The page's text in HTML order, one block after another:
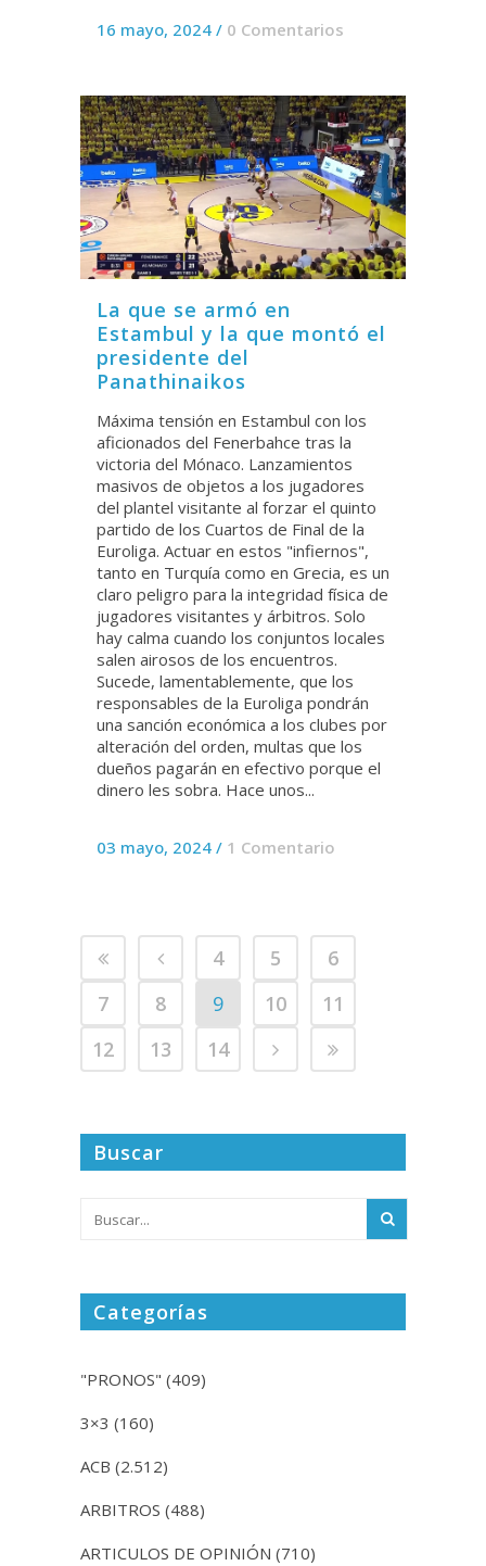
16 mayo, 2024 / 0 Comentarios
La que se armó en
Estambul y la que montó el
presidente del
Panathinaikos
Máxima tensión en Estambul con los
aficionados del Fenerbahce tras la
victoria del Mónaco. Lanzamientos
masivos de objetos a los jugadores
del plantel visitante al forzar el quinto
partido de los Cuartos de Final de la
Euroliga. Actuar en estos "infiernos",
tanto en Turquía como en Grecia, es un
claro peligro para la integridad física de
jugadores visitantes y árbitros. Solo
hay calma cuando los conjuntos locales
salen airosos de los encuentros.
Sucede, lamentablemente, que los
responsables de la Euroliga pondrán
una sanción económica a los clubes por
alteración del orden, multas que los
dueños pagarán en efectivo porque el
dinero les sobra. Hace unos...
03 mayo, 2024 / 1 Comentario
4 5
6
7
8 9 10
11
12
13 14
Buscar
Categorías
"PRONOS" (409)
3×3 (160)
ACB (2.512)
ARBITROS (488)
ARTICULOS DE OPINIÓN (710)